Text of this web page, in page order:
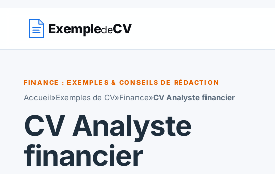
ExempledeCV
FINANCE : EXEMPLES & CONSEILS DE RÉDACTION
Accueil»Exemples de CV»Finance»CV Analyste financier
CV Analyste
financier